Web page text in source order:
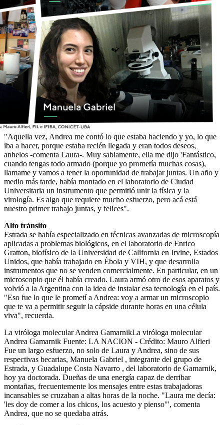
"Aquella vez, Andrea me contó lo que estaba haciendo y yo, lo que
iba a hacer, porque estaba recién llegada y eran todos deseos,
anhelos -comenta Laura-. Muy sabiamente, ella me dijo 'Fantástico,
cuando tengas todo armado (porque yo prometía muchas cosas),
llamame y vamos a tener la oportunidad de trabajar juntas. Un año y
medio más tarde, había montado en el laboratorio de Ciudad
Universitaria un instrumento que permitió unir la física y la
virología. Es algo que requiere mucho esfuerzo, pero acá está
nuestro primer trabajo juntas, y felices".
Alto tránsito
Estrada se había especializado en técnicas avanzadas de microscopía
aplicadas a problemas biológicos, en el laboratorio de Enrico
Gratton, biofísico de la Universidad de California en Irvine, Estados
Unidos, que había trabajado en Ébola y VIH, y que desarrolla
instrumentos que no se venden comercialmente. En particular, en un
microscopio que él había creado. Laura armó otro de esos aparatos y
volvió a la Argentina con la idea de instalar esa tecnología en el país.
"Eso fue lo que le prometí a Andrea: voy a armar un microscopio
que te va a permitir seguir la cápside durante horas en una célula
viva", recuerda.
La viróloga molecular Andrea GamarnikLa viróloga molecular
Andrea Gamarnik Fuente: LA NACION - Crédito: Mauro Alfieri
Fue un largo esfuerzo, no solo de Laura y Andrea, sino de sus
respectivas becarias, Manuela Gabriel , integrante del grupo de
Estrada, y Guadalupe Costa Navarro , del laboratorio de Gamarnik,
hoy ya doctorada. Dueñas de una energía capaz de derribar
montañas, frecuentemente los mensajes entre estas trabajadoras
incansables se cruzaban a altas horas de la noche. "Laura me decía:
'les doy de comer a los chicos, los acuesto y pienso'", comenta
Andrea, que no se quedaba atrás.